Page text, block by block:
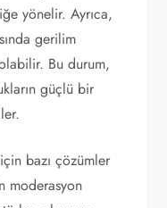
yönelir. Ayrıca,
gerilim
Bu durum,
güçlü bir
bazı çözümler
moderasyon